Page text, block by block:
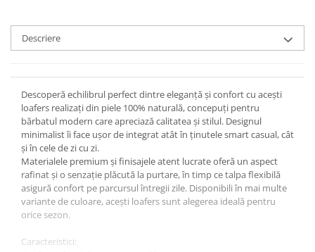
Descriere
Descoperă echilibrul perfect dintre eleganță și confort cu acești
loafers realizați din piele 100% naturală, concepuți pentru
bărbatul modern care apreciază calitatea și stilul. Designul
minimalist îi face ușor de integrat atât în ținutele smart casual, cât
și în cele de zi cu zi.
Materialele premium și finisajele atent lucrate oferă un aspect
rafinat și o senzație plăcută la purtare, în timp ce talpa flexibilă
asigură confort pe parcursul întregii zile. Disponibili în mai multe
variante de culoare, acești loafers sunt alegerea ideală pentru
orice sezon.
Caracteristici: